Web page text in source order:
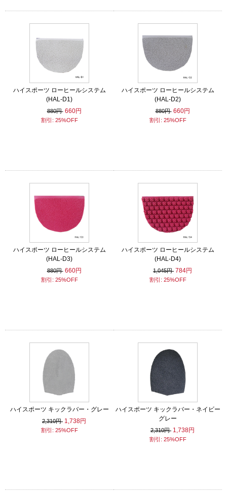
ハイスポーツ ローヒールシステム
(HAL-D1)
880円 660円
割引: 25%OFF
ハイスポーツ ローヒールシステム
(HAL-D2)
880円 660円
割引: 25%OFF
ハイスポーツ ローヒールシステム
(HAL-D3)
880円 660円
割引: 25%OFF
ハイスポーツ ローヒールシステム
(HAL-D4)
1,045円 784円
割引: 25%OFF
ハイスポーツ キックラバー・グレー
2,310円 1,738円
割引: 25%OFF
ハイスポーツ キックラバー・ネイビー
グレー
2,310円 1,738円
割引: 25%OFF